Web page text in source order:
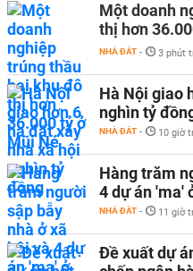
Một doanh
thị hơn
NHÀ ĐẤT - 3 phút
Hà Nội giao
nghìn tỷ
NHÀ ĐẤT - 10 giờ
Hàng trăm
4 dự án 'ma'
NHÀ ĐẤT - 11 giờ
Đề xuất dự